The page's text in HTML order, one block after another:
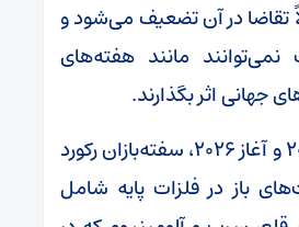
تقاضا در آن تضعیف می‌شود و
مانند هفته‌های
جهانی اثر بگذارند.
در پایان سال ۲۰۲۵ و آغاز ۲۰۲۶، سفته‌بازان رکورد
باز در فلزات پایه شامل